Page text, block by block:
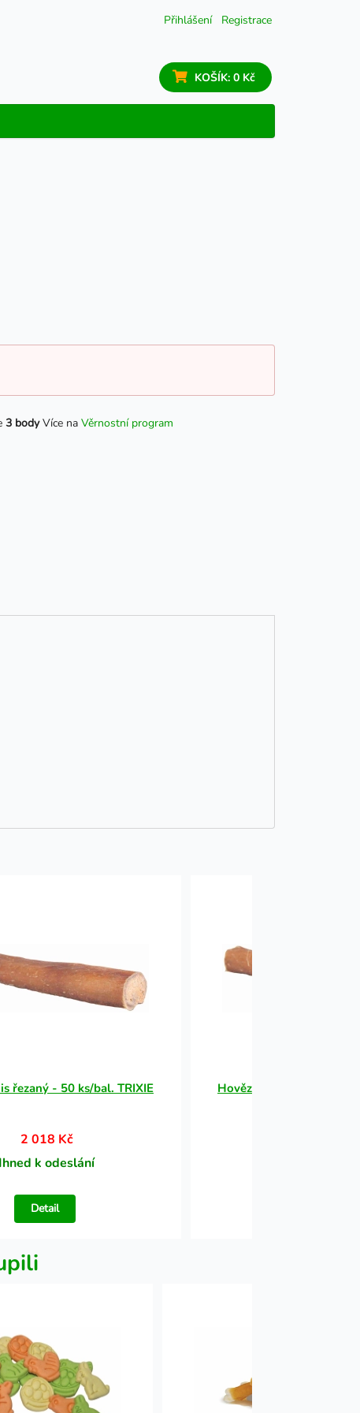
Přihlášení Registrace
KOŠÍK: 0 Kč
3 bodyVíce na Věrnostní program
řezaný - 50 ks/bal. TRIXIE
2 018 Kč
Ihned k odeslání
Detail
Hovězí penis řezaný - 50